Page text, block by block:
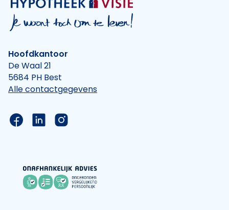
Hoofdkantoor
De Waal 21
5684 PH Best
Alle contactgegevens
Link naar de Facebook pagina van Hypotheek
Link naar de LinkedIn pagina van
Link naar de Instagram pagina van